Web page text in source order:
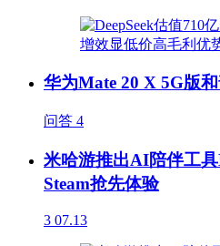
华为Mate 20 X 5G版
问答 4
米哈游推出AI陪伴工
Steam抢先体验
3 07.13